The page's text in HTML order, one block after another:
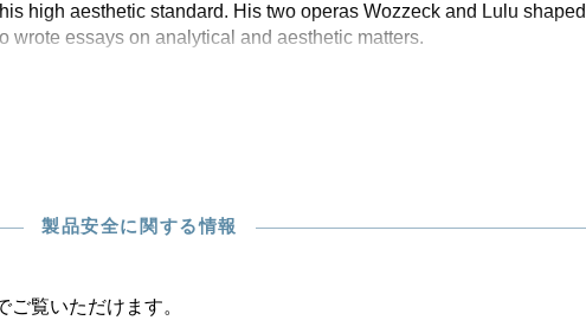
high aesthetic standard. His two operas Wozzeck and Lulu shaped
wrote essays on analytical and aesthetic matters.
製品安全に関する情報
覧いただけます。